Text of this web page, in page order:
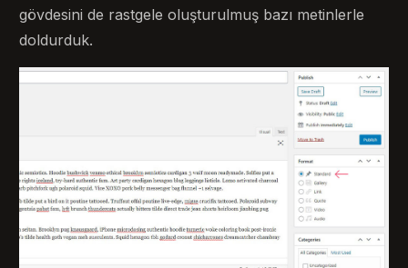
gövdesini de rastgele oluşturulmuş bazı metinlerle
doldurduk.